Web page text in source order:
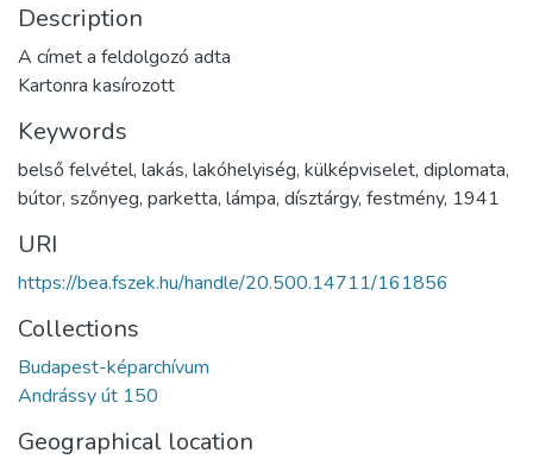
Description
A címet a feldolgozó adta
Kartonra kasírozott
Keywords
belső felvétel, lakás, lakóhelyiség, külképviselet, diplomata,
bútor, szőnyeg, parketta, lámpa, dísztárgy, festmény, 1941
URI
https://bea.fszek.hu/handle/20.500.14711/161856
Collections
Budapest-képarchívum
Andrássy út 150
Geographical location